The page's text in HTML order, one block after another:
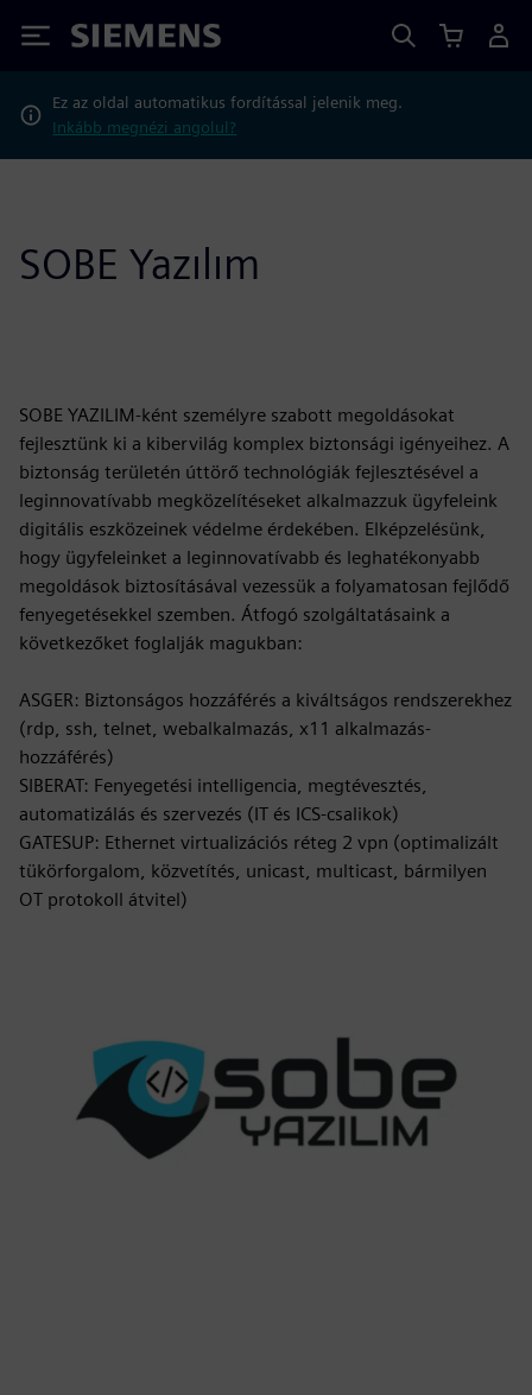
Siemens
Ez az oldal automatikus fordítással jelenik meg.
Inkább megnézi angolul?
SOBE Yazılım
SOBE YAZILIM-ként személyre szabott megoldásokat
fejlesztünk ki a kibervilág komplex biztonsági igényeihez. A
biztonság területén úttörő technológiák fejlesztésével a
leginnovatívabb megközelítéseket alkalmazzuk ügyfeleink
digitális eszközeinek védelme érdekében. Elképzelésünk,
hogy ügyfeleinket a leginnovatívabb és leghatékonyabb
megoldások biztosításával vezessük a folyamatosan fejlődő
fenyegetésekkel szemben. Átfogó szolgáltatásaink a
következőket foglalják magukban:
ASGER: Biztonságos hozzáférés a kiváltságos rendszerekhez
(rdp, ssh, telnet, webalkalmazás, x11 alkalmazás-
hozzáférés)
SIBERAT: Fenyegetési intelligencia, megtévesztés,
automatizálás és szervezés (IT és ICS-csalikok)
GATESUP: Ethernet virtualizációs réteg 2 vpn (optimalizált
tükörforgalom, közvetítés, unicast, multicast, bármilyen
OT protokoll átvitel)